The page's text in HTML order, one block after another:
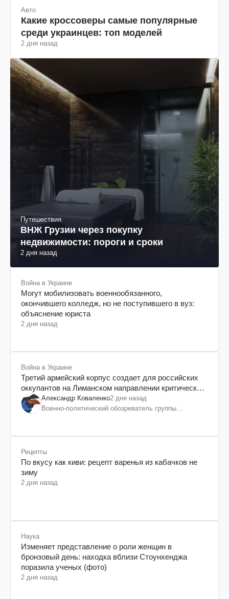
Авто
Какие кроссоверы самые популярные
среди украинцев: топ моделей
2 дня назад
Путешествия
ВНЖ Грузии через покупку
недвижимости: пороги и сроки
2 дня назад
Война в Украине
Могут мобилизовать военнообязанного,
окончившего колледж, но не поступившего в вуз:
объяснение юриста
2 дня назад
Война в Украине
Третий армейский корпус создает для российских
оккупантов на Лиманском направлении критический
дискомфорт: как это удалось
Александр Коваленко2 дня назад
Военно-политический обозреватель группы
Рецепты
По вкусу как киви: рецепт варенья из кабачков не
зиму
2 дня назад
Наука
Изменяет представление о роли женщин в
бронзовый день: находка вблизи Стоунхенджа
поразила ученых (фото)
2 дня назад